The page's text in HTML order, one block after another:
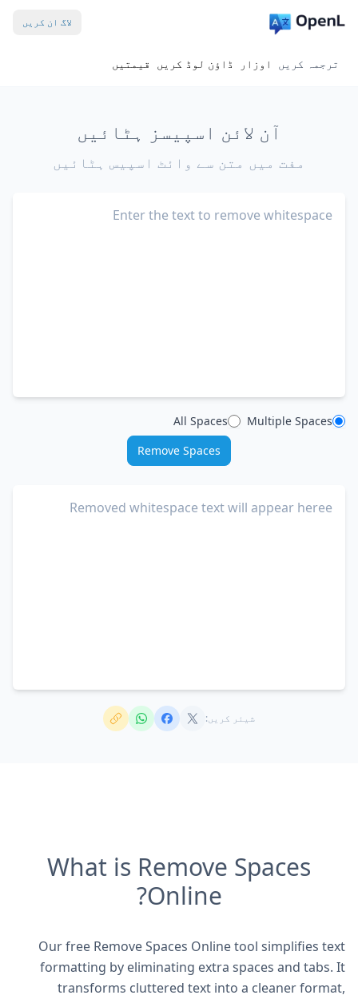
لاگ ان کریں
ترجمہ کریں اوزار ڈاؤن لوڈ کریں قیمتیں
آن لائن اسپیسز ہٹائیں
مفت میں متن سے وائٹ اسپیس ہٹائیں
Multiple Spaces
All Spaces
Remove Spaces
شیئر کریں:
What is Remove Spaces
Online?
Our free Remove Spaces Online tool simplifies text
formatting by eliminating extra spaces and tabs. It
transforms cluttered text into a cleaner format,